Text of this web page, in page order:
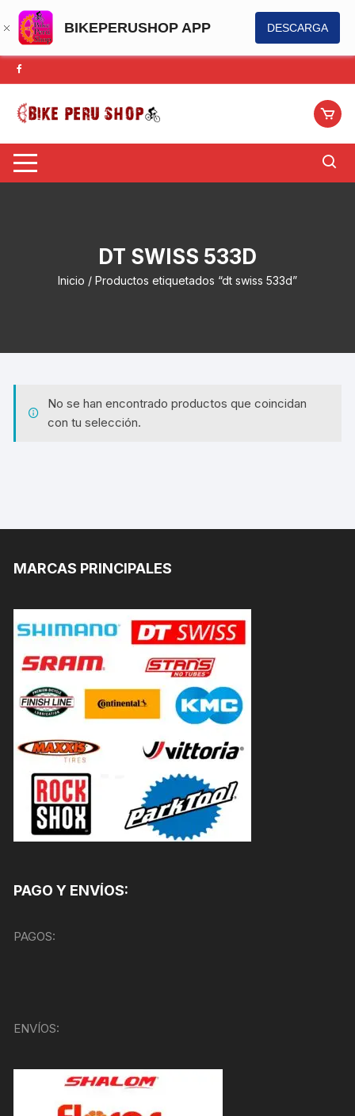
BIKEPERUSHOP APP DESCARGA
Saltar
al
contenido
DT SWISS 533D
Inicio / Productos etiquetados “dt swiss 533d”
No se han encontrado productos que coincidan
con tu selección.
MARCAS PRINCIPALES
PAGO Y ENVÍOS:
PAGOS:
ENVÍOS: